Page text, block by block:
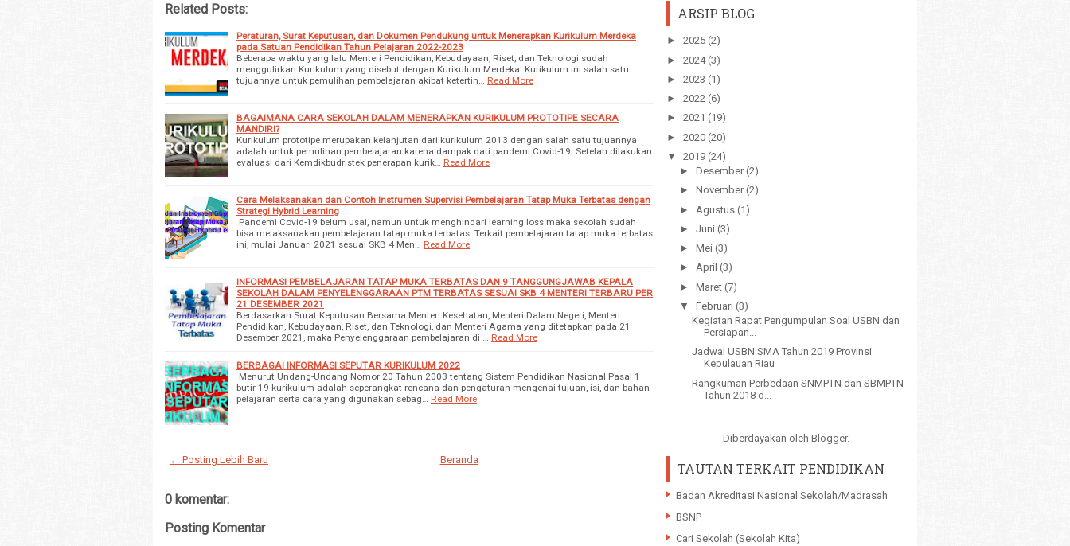
Related Posts:
Peraturan, Surat Keputusan, dan Dokumen Pendukung untuk Menerapkan Kurikulum Merdeka
pada Satuan Pendidikan Tahun Pelajaran 2022-2023
Beberapa waktu yang lalu Menteri Pendidikan, Kebudayaan, Riset, dan Teknologi sudah
menggulirkan Kurikulum yang disebut dengan Kurikulum Merdeka. Kurikulum ini salah satu
tujuannya untuk pemulihan pembelajaran akibat ketertin…
Read More
BAGAIMANA CARA SEKOLAH DALAM MENERAPKAN KURIKULUM PROTOTIPE SECARA
MANDIRI?
Kurikulum prototipe merupakan kelanjutan dari kurikulum 2013 dengan salah satu tujuannya
adalah untuk pemulihan pembelajaran karena dampak dari pandemi Covid-19. Setelah dilakukan
evaluasi dari Kemdikbudristek penerapan kurik…
Read More
Cara Melaksanakan dan Contoh Instrumen Supervisi Pembelajaran Tatap Muka Terbatas dengan
Strategi Hybrid Learning
Pandemi Covid-19 belum usai, namun untuk menghindari learning loss maka sekolah sudah
bisa melaksanakan pembelajaran tatap muka terbatas. Terkait pembelajaran tatap muka terbatas
ini, mulai Januari 2021 sesuai SKB 4 Men…
Read More
INFORMASI PEMBELAJARAN TATAP MUKA TERBATAS DAN 9 TANGGUNGJAWAB KEPALA
SEKOLAH DALAM PENYELENGGARAAN PTM TERBATAS SESUAI SKB 4 MENTERI TERBARU PER
21 DESEMBER 2021
Berdasarkan Surat Keputusan Bersama Menteri Kesehatan, Menteri Dalam Negeri, Menteri
Pendidikan, Kebudayaan, Riset, dan Teknologi, dan Menteri Agama yang ditetapkan pada 21
Desember 2021, maka Penyelenggaraan pembelajaran di …
Read More
BERBAGAI INFORMASI SEPUTAR KURIKULUM 2022
Menurut Undang-Undang Nomor 20 Tahun 2003 tentang Sistem Pendidikan Nasional Pasal 1
butir 19 kurikulum adalah seperangkat rencana dan pengaturan mengenai tujuan, isi, dan bahan
pelajaran serta cara yang digunakan sebag…
Read More
← Posting Lebih Baru Beranda
0 komentar:
Posting Komentar
ARSIP BLOG
► 2025 (2)
► 2024(3)
► 2023 (1)
► 2022 (6)
► 2021 (19)
► 2020 (20)
▼ 2019 (24)
► Desember(2)
► November(2)
► Agustus (1)
► Juni (3)
► Mei (3)
► April (3)
► Maret (7)
▼ Februari (3)
Kegiatan Rapat Pengumpulan Soal USBN dan
Persiapan...
Jadwal USBN SMA Tahun 2019 Provinsi
Kepulauan Riau
Rangkuman Perbedaan SNMPTN dan SBMPTN
Tahun 2018 d...
Diberdayakan oleh Blogger.
TAUTAN TERKAIT PENDIDIKAN
Badan Akreditasi Nasional Sekolah/Madrasah
BSNP
Cari Sekolah (Sekolah Kita)